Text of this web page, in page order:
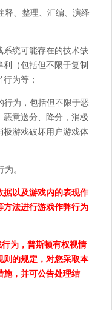
释、整理、汇编、演绎
系统可能存在的技术缺
（包括但不限于复制
为等；
行为，包括但不限于恶
意送分、降分，消极
极游戏破坏用户游戏体
。
据以及游戏内的表现作
方法进行游戏作弊行为
为，普斯顿有权视情
则的规定，对您采取本
施，并可公告处理结